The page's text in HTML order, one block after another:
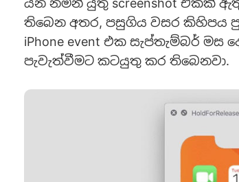
යන නමින් යුතු screenshot එකක්
තිබෙන අතර, පසුගිය වසර කිහිපය
iPhone event එක සැප්තැම්බර් මස
පැවැත්වීමට කටයුතු කර තිබෙනවා.